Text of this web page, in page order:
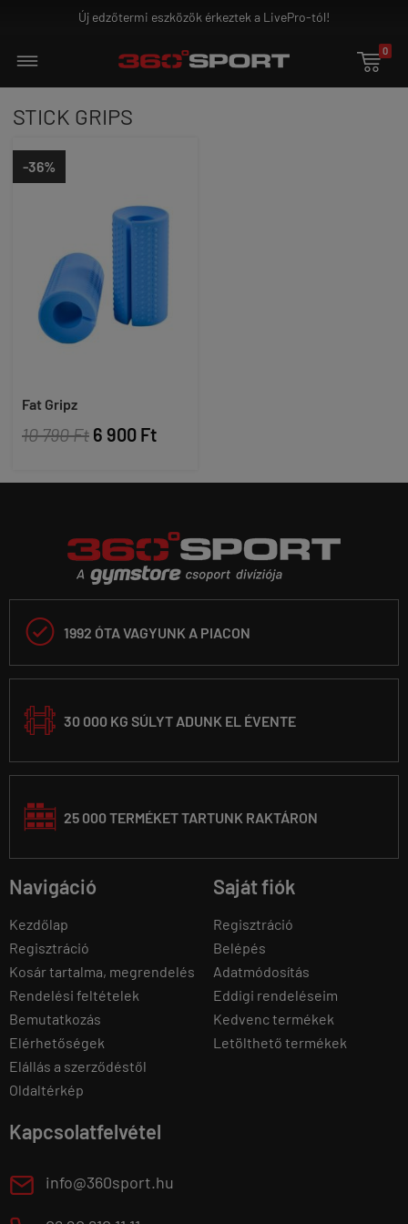
Új edzőtermi eszközök érkeztek a LivePro-tól!

0
STICK GRIPS
-36%
Fat Gripz
10 790 Ft 6 900 Ft
 1992 ÓTA VAGYUNK A PIACON
30 000 KG SÚLYT ADUNK EL ÉVENTE
25 000 TERMÉKET TARTUNK RAKTÁRON
Navigáció
Kezdőlap
Regisztráció
Kosár tartalma, megrendelés
Rendelési feltételek
Bemutatkozás
Elérhetőségek
Elállás a szerződéstől
Oldaltérkép
Saját fiók
Regisztráció
Belépés
Adatmódosítás
Eddigi rendeléseim
Kedvenc termékek
Letölthető termékek
Kapcsolatfelvétel
E info@360sport.hu